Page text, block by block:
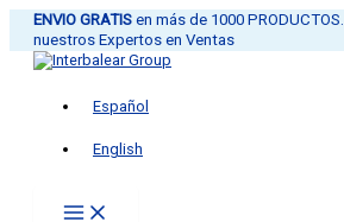
contenido
ENVIO GRATIS en más de 1000 PRODUCTOS.
nuestros Expertos en Ventas
Español
English